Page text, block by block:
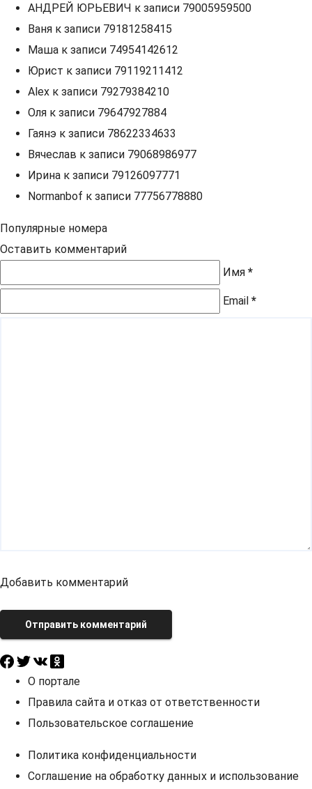
АНДРЕЙ ЮРЬЕВИЧ к записи 79005959500
Ваня к записи 79181258415
Маша к записи 74954142612
Юрист к записи 79119211412
Alex к записи 79279384210
Оля к записи 79647927884
Гаянэ к записи 78622334633
Вячеслав к записи 79068986977
Ирина к записи 79126097771
Normanbof к записи 77756778880
Популярные номера
Оставить комментарий
Имя *
Email *
Добавить комментарий
Отправить комментарий
О портале
Правила сайта и отказ от ответственности
Пользовательское соглашение
Политика конфиденциальности
Соглашение на обработку данных и использование